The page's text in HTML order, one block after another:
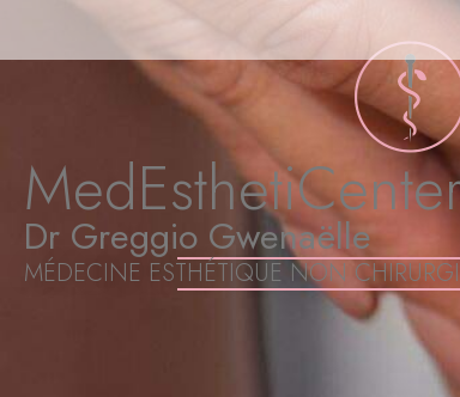
Dr Greggio Gwenaëlle
MÉDECINE ESTHÉTIQUE NON